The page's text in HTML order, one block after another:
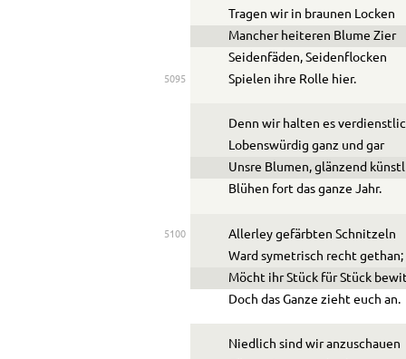
Tragen wir in braunen Locken
Mancher heiteren Blume Zier
Seidenfäden, Seidenflocken
5095 Spielen ihre Rolle hier.
Denn wir halten es
Lobenswürdig ganz und gar
Unsre Blumen, glänzend
Blühen fort das ganze Jahr.
5100
Allerley gefärbten Schnitzeln
Ward symetrisch recht gethan;
Möcht ihr Stück für Stück
Doch das Ganze zieht euch an.
Niedlich sind wir anzuschauen